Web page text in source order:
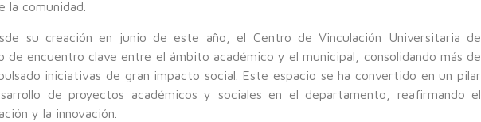
la comunidad.
su creación en junio de este año, el Centro de Vinculación Universitaria de
de encuentro clave entre el ámbito académico y el municipal, consolidando más de
iniciativas de gran impacto social. Este espacio se ha convertido en un pilar
de proyectos académicos y sociales en el departamento, reafirmando el
y la innovación.